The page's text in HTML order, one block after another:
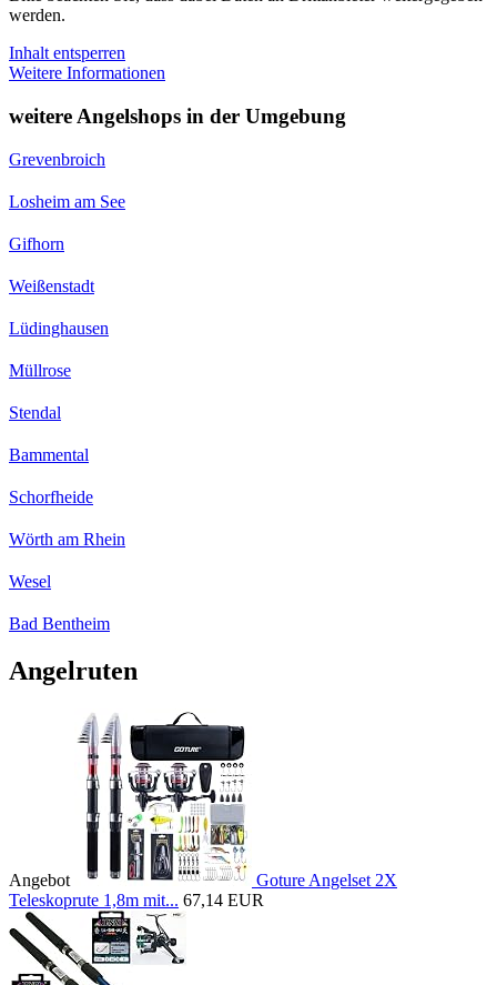
werden.
Inhalt entsperren
Weitere Informationen
weitere Angelshops in der Umgebung
Grevenbroich
Losheim am See
Gifhorn
Weißenstadt
Lüdinghausen
Müllrose
Stendal
Bammental
Schorfheide
Wörth am Rhein
Wesel
Bad Bentheim
Angelruten
Angebot
Goture Angelset 2X
Teleskoprute 1,8m mit... 67,14 EUR